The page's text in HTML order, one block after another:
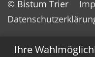
Ihre
© Bistum Trier